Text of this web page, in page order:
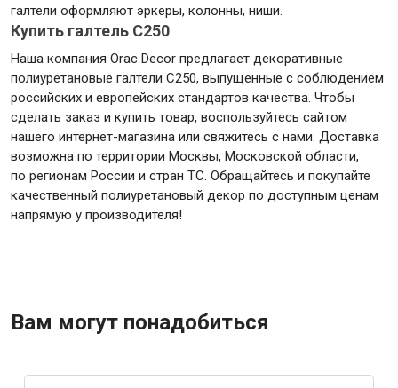
галтели оформляют эркеры, колонны, ниши.
Купить галтель C250
Наша компания Orac Decor предлагает декоративные
полиуретановые галтели С250, выпущенные с соблюдением
российских и европейских стандартов качества. Чтобы
сделать заказ и купить товар, воспользуйтесь сайтом
нашего интернет-магазина или свяжитесь с нами. Доставка
возможна по территории Москвы, Московской области,
по регионам России и стран ТС. Обращайтесь и покупайте
качественный полиуретановый декор по доступным ценам
напрямую у производителя!
Вам могут понадобиться
Товары для бани и сауны
Оборудование для клининга и уборки